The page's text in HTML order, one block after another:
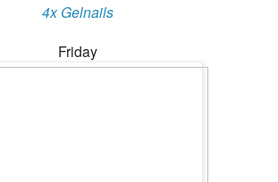
4x Gelnails
Friday